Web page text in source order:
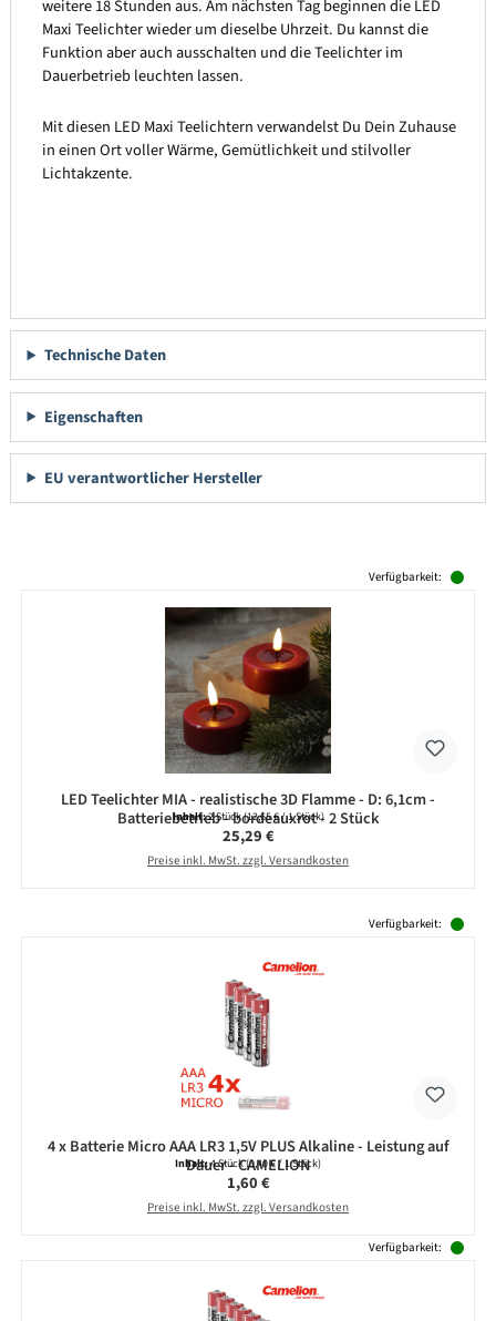
weitere 18 Stunden aus. Am nächsten Tag beginnen die LED
Maxi Teelichter wieder um dieselbe Uhrzeit. Du kannst die
Funktion aber auch ausschalten und die Teelichter im
Dauerbetrieb leuchten lassen.
Mit diesen LED Maxi Teelichtern verwandelst Du Dein Zuhause
in einen Ort voller Wärme, Gemütlichkeit und stilvoller
Lichtakzente.
Technische Daten
Eigenschaften
EU verantwortlicher Hersteller
Verfügbarkeit:
LED Teelichter MIA - realistische 3D Flamme - D: 6,1cm -
Batteriebetrieb - bordeauxrot - 2 Stück
Inhalt:2 Stück(12,65 € / 1 Stück)
Regulärer Preis:
25,29 €
Preise inkl. MwSt. zzgl. Versandkosten
Verfügbarkeit:
4 x Batterie Micro AAA LR3 1,5V PLUS Alkaline - Leistung auf
Dauer - CAMELION
Inhalt:4 Stück(0,40 € / 1 Stück)
Regulärer Preis:
1,60 €
Preise inkl. MwSt. zzgl. Versandkosten
Verfügbarkeit: